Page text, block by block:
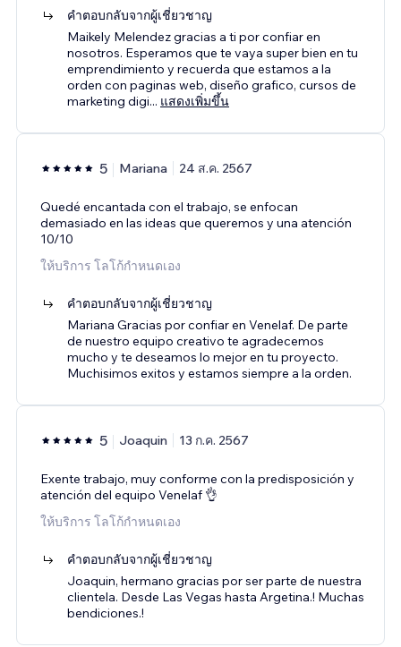
คำตอบกลับจากผู้เชี่ยวชาญ
Maikely Melendez gracias a ti por confiar en
nosotros. Esperamos que te vaya super bien en tu
emprendimiento y recuerda que estamos a la
orden con paginas web, diseño grafico, cursos de
marketing digi... แสดงเพิ่มขึ้น
5 Mariana 24 ส.ค. 2567
Quedé encantada con el trabajo, se enfocan
demasiado en las ideas que queremos y una atención
10/10
ให้บริการ โลโก้กำหนดเอง
คำตอบกลับจากผู้เชี่ยวชาญ
Mariana Gracias por confiar en Venelaf. De parte
de nuestro equipo creativo te agradecemos
mucho y te deseamos lo mejor en tu proyecto.
Muchisimos exitos y estamos siempre a la orden.
5 Joaquin 13 ก.ค. 2567
Exente trabajo, muy conforme con la predisposición y
atención del equipo Venelaf 👌
ให้บริการ โลโก้กำหนดเอง
คำตอบกลับจากผู้เชี่ยวชาญ
Joaquin, hermano gracias por ser parte de nuestra
clientela. Desde Las Vegas hasta Argetina.! Muchas
bendiciones.!